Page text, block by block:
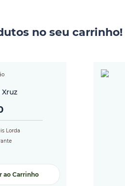
no seu carrinho!
Lorda
ao Carrinho